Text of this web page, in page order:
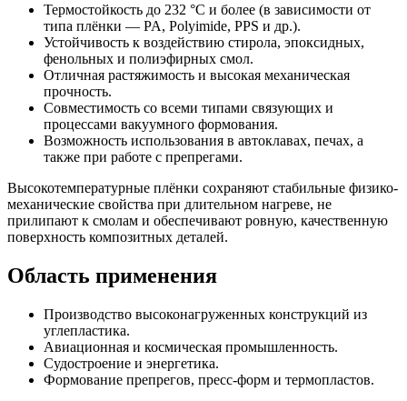
Термостойкость до 232 °C и более (в зависимости от
типа плёнки — PA, Polyimide, PPS и др.).
Устойчивость к воздействию стирола, эпоксидных,
фенольных и полиэфирных смол.
Отличная растяжимость и высокая механическая
прочность.
Совместимость со всеми типами связующих и
процессами вакуумного формования.
Возможность использования в автоклавах, печах, а
также при работе с препрегами.
Высокотемпературные плёнки сохраняют стабильные физико-
механические свойства при длительном нагреве, не
прилипают к смолам и обеспечивают ровную, качественную
поверхность композитных деталей.
Область применения
Производство высоконагруженных конструкций из
углепластика.
Авиационная и космическая промышленность.
Судостроение и энергетика.
Формование препрегов, пресс-форм и термопластов.